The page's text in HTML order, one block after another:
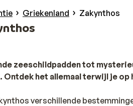
Griekenland Zakynthos
zeeschildpadden tot
Ontdek het allemaal terwijl je
verschillende